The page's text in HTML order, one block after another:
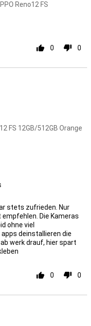
Reno12 FS
0 0
FS 12GB/512GB Orange
stets zufrieden. Nur
Die Kameras
ohne viel
deinstallieren die
werk drauf, hier spart
0 0